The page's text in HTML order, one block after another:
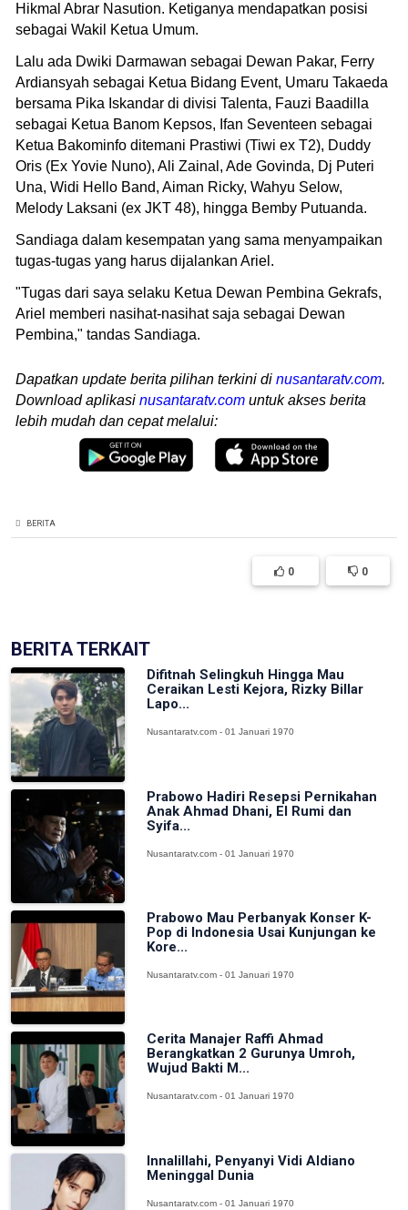
Hikmal Abrar Nasution. Ketiganya mendapatkan posisi
sebagai Wakil Ketua Umum.
Lalu ada Dwiki Darmawan sebagai Dewan Pakar, Ferry
Ardiansyah sebagai Ketua Bidang Event, Umaru Takaeda
bersama Pika Iskandar di divisi Talenta, Fauzi Baadilla
sebagai Ketua Banom Kepsos, Ifan Seventeen sebagai
Ketua Bakominfo ditemani Prastiwi (Tiwi ex T2), Duddy
Oris (Ex Yovie Nuno), Ali Zainal, Ade Govinda, Dj Puteri
Una, Widi Hello Band, Aiman Ricky, Wahyu Selow,
Melody Laksani (ex JKT 48), hingga Bemby Putuanda.
Sandiaga dalam kesempatan yang sama menyampaikan
tugas-tugas yang harus dijalankan Ariel.
"Tugas dari saya selaku Ketua Dewan Pembina Gekrafs,
Ariel memberi nasihat-nasihat saja sebagai Dewan
Pembina," tandas Sandiaga.
Dapatkan update berita pilihan terkini di nusantaratv.com.
Download aplikasi nusantaratv.com untuk akses berita
lebih mudah dan cepat melalui:
BERITA
0 0
BERITA TERKAIT
Difitnah Selingkuh Hingga Mau
Ceraikan Lesti Kejora, Rizky Billar
Lapo...
Nusantaratv.com - 01 Januari 1970
Prabowo Hadiri Resepsi Pernikahan
Anak Ahmad Dhani, El Rumi dan
Syifa...
Nusantaratv.com - 01 Januari 1970
Prabowo Mau Perbanyak Konser K-
Pop di Indonesia Usai Kunjungan ke
Kore...
Nusantaratv.com - 01 Januari 1970
Cerita Manajer Raffi Ahmad
Berangkatkan 2 Gurunya Umroh,
Wujud Bakti M...
Nusantaratv.com - 01 Januari 1970
Innalillahi, Penyanyi Vidi Aldiano
Meninggal Dunia
Nusantaratv.com - 01 Januari 1970